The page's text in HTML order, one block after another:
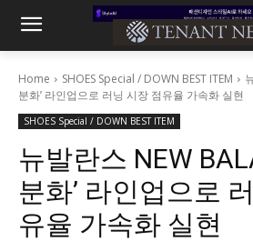
Home SHOES Special / DOWN BEST ITEM
분화’ 라인업으로 러닝 시장 점유율 가속화 실현
SHOES Special / DOWN BEST ITEM
뉴발란스 NEW
분화’ 라인업으로
유율 가속화 실현